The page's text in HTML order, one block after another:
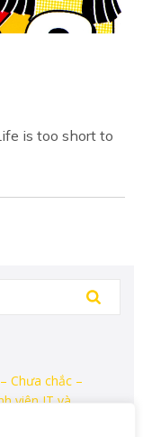
is too short to
Chưa chắc –
viên IT và